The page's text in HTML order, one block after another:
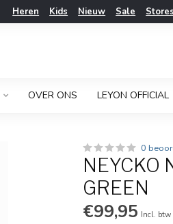
Heren Kids Nieuw Sale Stores
OVER ONS LEYON OFFICIAL
0
NEYCKO
GREEN
€99,95 Incl. btw